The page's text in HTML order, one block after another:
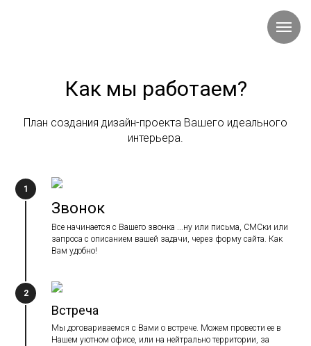
Как мы работаем?
План создания дизайн-проекта Вашего идеального
интерьера.
1
Звонок
Все начинается с Вашего звонка ...ну или письма, СМСки или
запроса с описанием вашей задачи, через форму сайта. Как
Вам удобно!
2
Встреча
Мы договариваемся с Вами о встрече. Можем провести ее в
Нашем уютном офисе, или на нейтрально территории, за